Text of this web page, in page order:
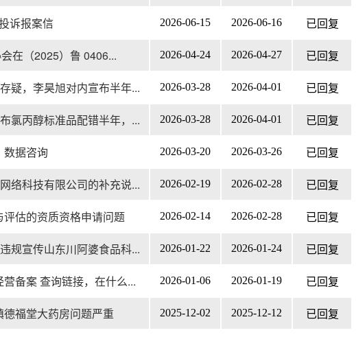
诉报案信 2026-06-15 2026-06-16 已回复
在（2025）鲁 0406... 2026-04-24 2026-04-27 已回复
疑，李昊旭对内宣布半年... 2026-03-28 2026-04-01 已回复
氯丙醇标准品配错半年，... 2026-03-28 2026-04-01 已回复
数据咨询 2026-03-20 2026-03-26 已回复
络科技有限公司的补充说... 2026-02-19 2026-02-28 已回复
评估的资质资格申请问题 2026-02-14 2026-02-28 已回复
规宣传山东川阿婆食品科... 2026-01-22 2026-01-24 已回复
备案 查询链接，在什么... 2026-01-06 2026-01-19 已回复
福堂大药房问题严重 2025-12-02 2025-12-12 已回复